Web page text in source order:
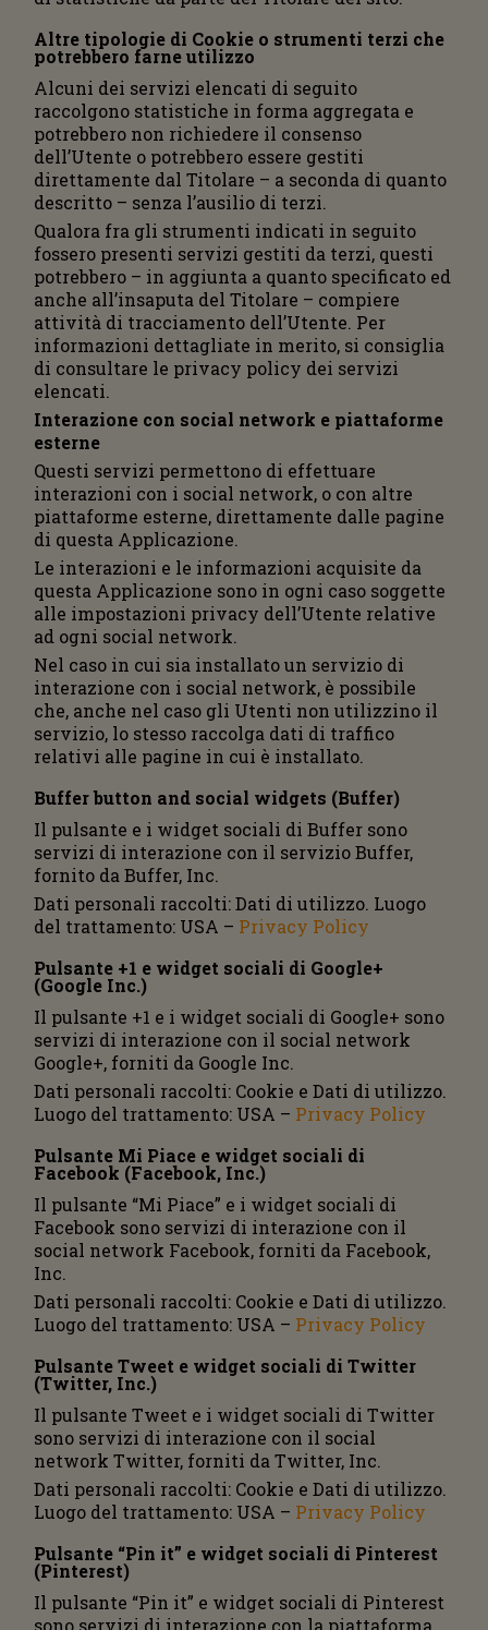
Altre tipologie di Cookie o strumenti terzi che
potrebbero farne utilizzo
Alcuni dei servizi elencati di seguito
raccolgono statistiche in forma aggregata e
potrebbero non richiedere il consenso
dell’Utente o potrebbero essere gestiti
direttamente dal Titolare – a seconda di quanto
descritto – senza l’ausilio di terzi.
Qualora fra gli strumenti indicati in seguito
fossero presenti servizi gestiti da terzi, questi
potrebbero – in aggiunta a quanto specificato ed
anche all’insaputa del Titolare – compiere
attività di tracciamento dell’Utente. Per
informazioni dettagliate in merito, si consiglia
di consultare le privacy policy dei servizi
elencati.
Interazione con social network e piattaforme
esterne
Questi servizi permettono di effettuare
interazioni con i social network, o con altre
piattaforme esterne, direttamente dalle pagine
di questa Applicazione.
Le interazioni e le informazioni acquisite da
questa Applicazione sono in ogni caso soggette
alle impostazioni privacy dell’Utente relative
ad ogni social network.
Nel caso in cui sia installato un servizio di
interazione con i social network, è possibile
che, anche nel caso gli Utenti non utilizzino il
servizio, lo stesso raccolga dati di traffico
relativi alle pagine in cui è installato.
Buffer button and social widgets (Buffer)
Il pulsante e i widget sociali di Buffer sono
servizi di interazione con il servizio Buffer,
fornito da Buffer, Inc.
Dati personali raccolti: Dati di utilizzo. Luogo
del trattamento: USA – Privacy Policy
Pulsante +1 e widget sociali di Google+
(Google Inc.)
Il pulsante +1 e i widget sociali di Google+ sono
servizi di interazione con il social network
Google+, forniti da Google Inc.
Dati personali raccolti: Cookie e Dati di utilizzo.
Luogo del trattamento: USA – Privacy Policy
Pulsante Mi Piace e widget sociali di
Facebook (Facebook, Inc.)
Il pulsante “Mi Piace” e i widget sociali di
Facebook sono servizi di interazione con il
social network Facebook, forniti da Facebook,
Inc.
Dati personali raccolti: Cookie e Dati di utilizzo.
Luogo del trattamento: USA – Privacy Policy
Pulsante Tweet e widget sociali di Twitter
(Twitter, Inc.)
Il pulsante Tweet e i widget sociali di Twitter
sono servizi di interazione con il social
network Twitter, forniti da Twitter, Inc.
Dati personali raccolti: Cookie e Dati di utilizzo.
Luogo del trattamento: USA – Privacy Policy
Pulsante “Pin it” e widget sociali di Pinterest
(Pinterest)
Il pulsante “Pin it” e widget sociali di Pinterest
sono servizi di interazione con la piattaforma